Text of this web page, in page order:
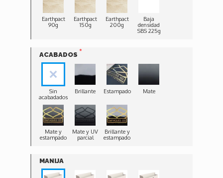
Earthpact
90g
Earthpact
150g
Earthpact
200g
Baja
densidad
SBS 225g
ACABADOS
Sin
acabadados
Brillante Estampado Mate
Mate y
estampado
Mate y UV
parcial
Brillante y
estampado
MANIJA